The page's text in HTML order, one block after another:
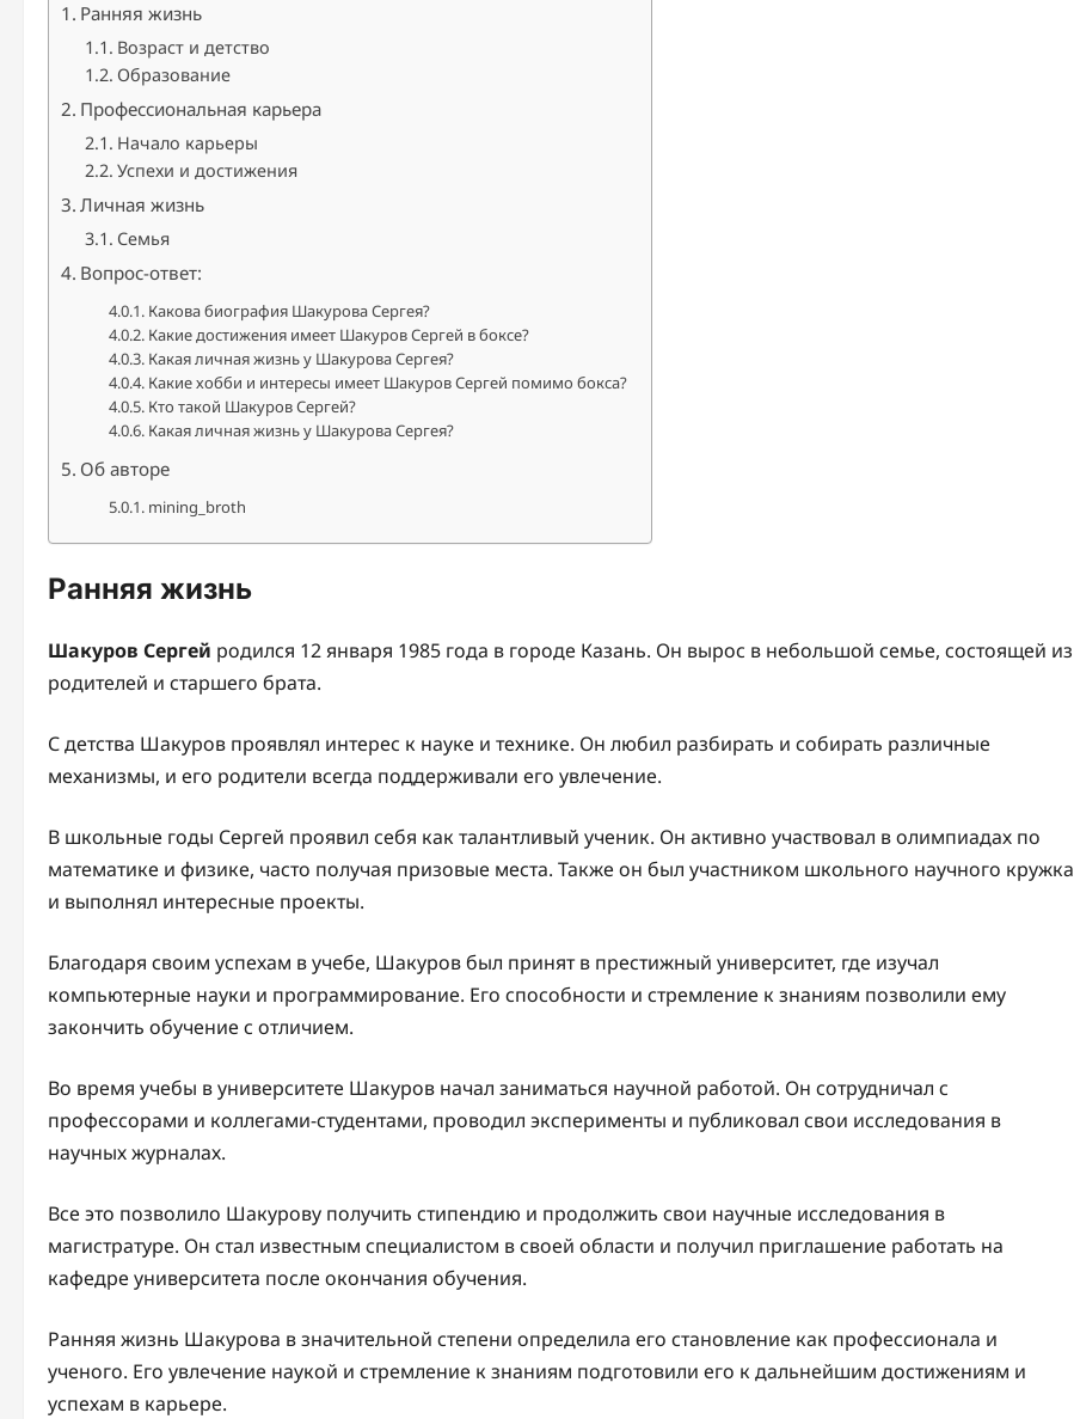
Ранняя жизнь
Возраст и детство
Образование
Профессиональная карьера
Начало карьеры
Успехи и достижения
Личная жизнь
Семья
Вопрос-ответ:
Какова биография Шакурова Сергея?
Какие достижения имеет Шакуров Сергей в боксе?
Какая личная жизнь у Шакурова Сергея?
Какие хобби и интересы имеет Шакуров Сергей помимо бокса?
Кто такой Шакуров Сергей?
Какая личная жизнь у Шакурова Сергея?
Об авторе
mining_broth
Ранняя жизнь
Шакуров Сергей родился 12 января 1985 года в городе Казань. Он вырос в небольшой семье, состоящей из
родителей и старшего брата.
С детства Шакуров проявлял интерес к науке и технике. Он любил разбирать и собирать различные
механизмы, и его родители всегда поддерживали его увлечение.
В школьные годы Сергей проявил себя как талантливый ученик. Он активно участвовал в олимпиадах по
математике и физике, часто получая призовые места. Также он был участником школьного научного кружка
и выполнял интересные проекты.
Благодаря своим успехам в учебе, Шакуров был принят в престижный университет, где изучал
компьютерные науки и программирование. Его способности и стремление к знаниям позволили ему
закончить обучение с отличием.
Во время учебы в университете Шакуров начал заниматься научной работой. Он сотрудничал с
профессорами и коллегами-студентами, проводил эксперименты и публиковал свои исследования в
научных журналах.
Все это позволило Шакурову получить стипендию и продолжить свои научные исследования в
магистратуре. Он стал известным специалистом в своей области и получил приглашение работать на
кафедре университета после окончания обучения.
Ранняя жизнь Шакурова в значительной степени определила его становление как профессионала и
ученого. Его увлечение наукой и стремление к знаниям подготовили его к дальнейшим достижениям и
успехам в карьере.